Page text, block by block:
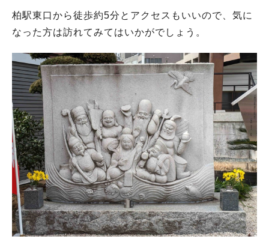
柏駅東口から徒歩約5分とアクセスもいいので、気に
なった方は訪れてみてはいかがでしょう。